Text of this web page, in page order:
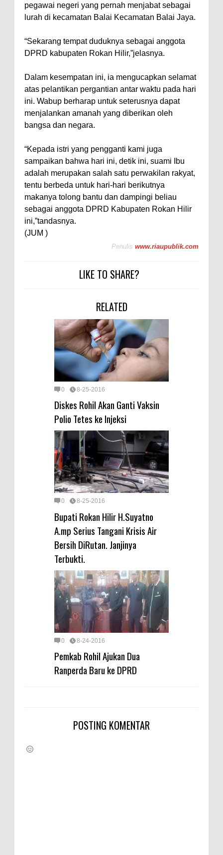
pegawai negeri yang pernah menjabat sebagai
lurah di kecamatan Balai Kecamatan Balai Jaya.
“Sekarang tempat duduknya sebagai anggota
DPRD kabupaten Rokan Hilir,”jelasnya.
Dalam kesempatan ini, ia mengucapkan selamat
atas pelantikan pergantian antar waktu pada hari
ini. Wabup berharap untuk seterusnya dapat
menjalankan amanah yang diberikan oleh
bangsa dan negara.
“Kepada istri yang pengganti kami juga
sampaikan bahwa hari ini, detik ini, suami Ibu
adalah merupakan salah satu perwakilan rakyat,
tentu berbeda untuk hari-hari berikutnya
makanya tolong bantu dan dampingi beliau
sebagai anggota DPRD Kabupaten Rokan Hilir
ini,”tandasnya.
(JUM )
Penulis www.riaupublik.com
LIKE TO SHARE?
RELATED
0 8-25-2016
Diskes Rohil Akan Ganti Vaksin
Polio Tetes ke Injeksi
0 8-25-2016
Bupati Rokan Hilir H.Suyatno
A.mp Serius Tangani Krisis Air
Bersih DiRutan. Janjinya
Terbukti.
0 8-24-2016
Pemkab Rohil Ajukan Dua
Ranperda Baru ke DPRD
POSTING KOMENTAR